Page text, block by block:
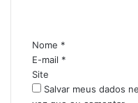
i
o
*
Nome *
E-mail *
Site
Salvar meus dados